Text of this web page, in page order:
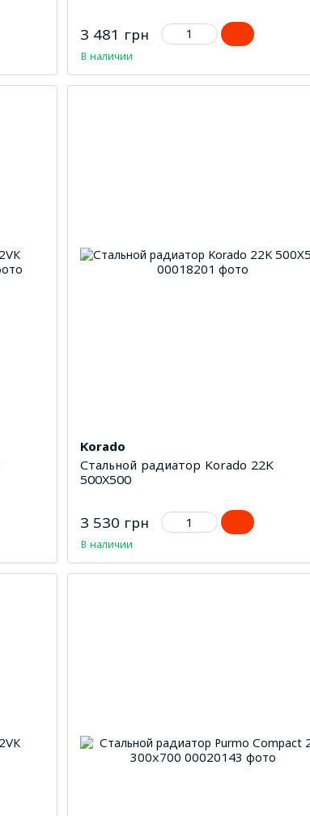
3 481 грн
В наличии
Korado
Стальной радиатор Korado 22K
500Х500
3 530 грн
В наличии